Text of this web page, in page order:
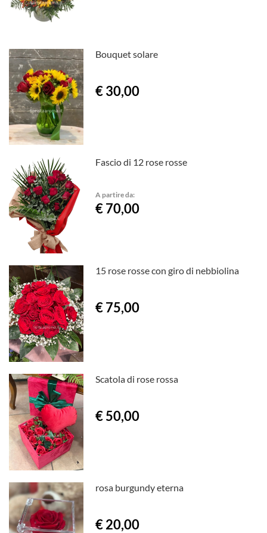
Bouquet solare
€ 30,00
Fascio di 12 rose rosse
A partire da:
€ 70,00
15 rose rosse con giro di nebbiolina
€ 75,00
Scatola di rose rossa
€ 50,00
rosa burgundy eterna
€ 20,00